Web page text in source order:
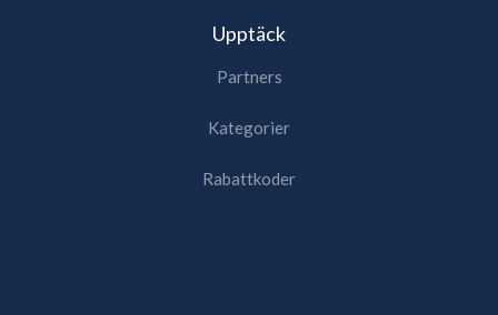
Upptäck
Partners
Kategorier
Rabattkoder